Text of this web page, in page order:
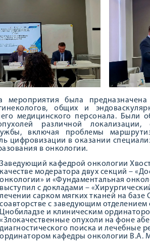
мероприятия была
общих и
медицинского персонала. Были
различной локализации,
включая проблемы
цифровизации в оказании
в онкологии.
Заведующий кафедрой онкологии
качестве модератора двух секций –
онкологии» и «Фундаментальная
выступил с докладами –
лечении сарком мягких тканей на
соавторстве с заведующим
Цнобиладзе и клиническим
«Злокачественные опухоли на фоне
диагностического поиска и лечебные
ординатором кафедры онкологии В.А.